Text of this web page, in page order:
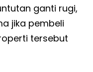
ganti rugi,
jika pembeli
tersebut